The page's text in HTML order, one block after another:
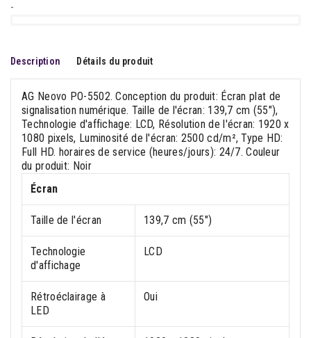
-
Description Détails du produit
AG Neovo PO-5502. Conception du produit: Écran plat de
signalisation numérique. Taille de l'écran: 139,7 cm (55"),
Technologie d'affichage: LCD, Résolution de l'écran: 1920 x
1080 pixels, Luminosité de l'écran: 2500 cd/m², Type HD:
Full HD. horaires de service (heures/jours): 24/7. Couleur
du produit: Noir
Écran
Taille de l'écran 139,7 cm (55")
Technologie
d'affichage
LCD
Rétroéclairage à
LED
Oui